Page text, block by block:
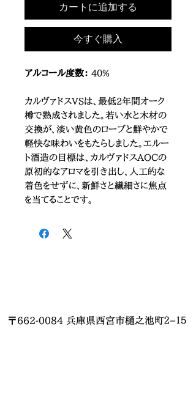
カートに追加する
今すぐ購入
アルコール度数： 40%
カルヴァドスVSは、最低2年間オーク
樽で熟成されました。若い水と木材の
交換が、淡い黄色のローブと鮮やかで
軽快な味わいをもたらしました。エルー
ト酒造の目標は、カルヴァドスAOCの
原初的なアロマを引き出し、人工的な
着色をせずに、新鮮さと繊細さに焦点
を当てることです。
〒662-0084 兵庫県西宮市樋之池町２−１５